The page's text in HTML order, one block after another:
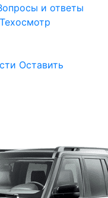
и ответы
Техосмотр
Оставить